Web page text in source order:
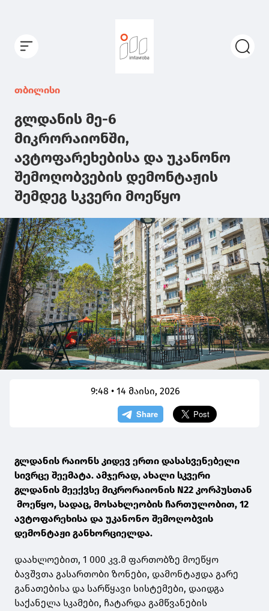
თბილისი
გლდანის მე-6
მიკრორაიონში,
ავტოფარეხებისა და უკანონო
შემოღობვების დემონტაჟის
შემდეგ სკვერი მოეწყო
9:48 • 14 მაისი, 2026
გლდანის რაიონს კიდევ ერთი დასასვენებელი
სივრცე შეემატა. ამჯერად, ახალი სკვერი
გლდანის მეექვსე მიკრორაიონის N22 კორპუსთან
მოეწყო, სადაც, მოსახლეობის ჩართულობით, 12
ავტოფარეხისა და უკანონო შემოღობვის
დემონტაჟი განხორციელდა.
დაახლოებით, 1 000 კვ.მ ფართობზე მოეწყო
ბავშვთა გასართობი ზონები, დამონტაჟდა გარე
განათებისა და სარწყავი სისტემები, დაიდგა
საქანელა სკამები, ჩატარდა გამწვანების